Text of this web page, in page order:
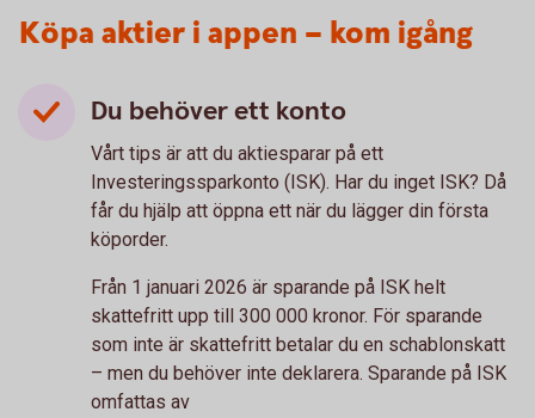
Köpa aktier i appen – kom igång
Du behöver ett konto
Vårt tips är att du aktiesparar på ett
Investeringssparkonto (ISK). Har du inget ISK? Då
får du hjälp att öppna ett när du lägger din första
köporder.
Från 1 januari 2026 är sparande på ISK helt
skattefritt upp till 300 000 kronor. För sparande
som inte är skattefritt betalar du en schablonskatt
– men du behöver inte deklarera. Sparande på ISK
omfattas av